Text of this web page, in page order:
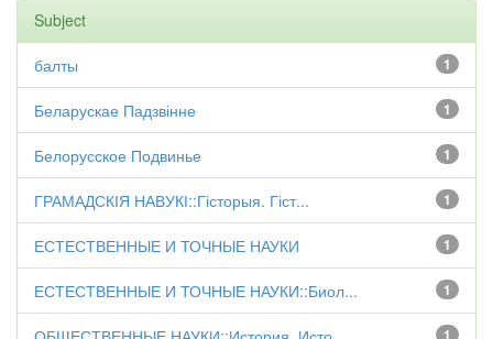
Subject
1
балты
1
Беларускае Падзвінне
1
Белорусское Подвинье
1
ГРАМАДСКІЯ НАВУКІ::Гісторыя. Гіст...
1
ЕСТЕСТВЕННЫЕ И ТОЧНЫЕ НАУКИ
1
ЕСТЕСТВЕННЫЕ И ТОЧНЫЕ НАУКИ::Биол...
1